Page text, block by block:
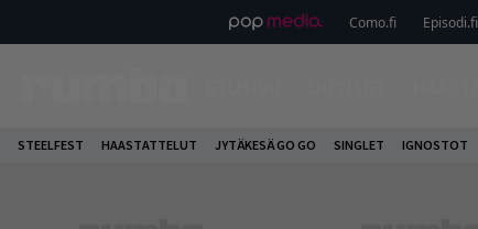
Como.fi Episodi.fi
STEELFEST HAASTATTELUT JYTÄKESÄ GO GO SINGLET IGNOSTOT